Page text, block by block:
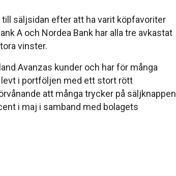
säljsidan efter att ha varit köpfavoriter
A och Nordea Bank har alla tre avkastat
vinster.
Avanzas kunder och har för många
i portföljen med ett stort rött
att många trycker på säljknappen
i maj i samband med bolagets